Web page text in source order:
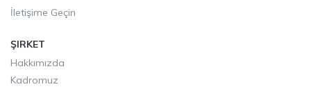
İletişime Geçin
ŞIRKET
Hakkımızda
Kadromuz